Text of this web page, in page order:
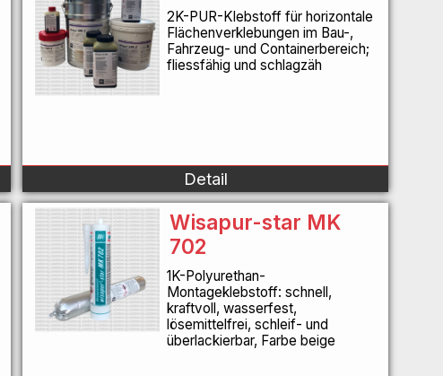
2K-PUR-Klebstoff für horizontale
Flächenverklebungen im Bau-,
Fahrzeug- und Containerbereich;
fliessfähig und schlagzäh
Detail
Wisapur-star MK
702
1K-Polyurethan-
Montageklebstoff: schnell,
kraftvoll, wasserfest,
lösemittelfrei, schleif- und
überlackierbar, Farbe beige